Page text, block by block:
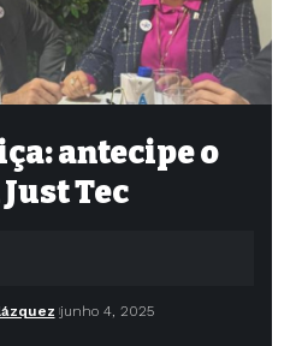
antecipe o
Tec
junho 4, 2025